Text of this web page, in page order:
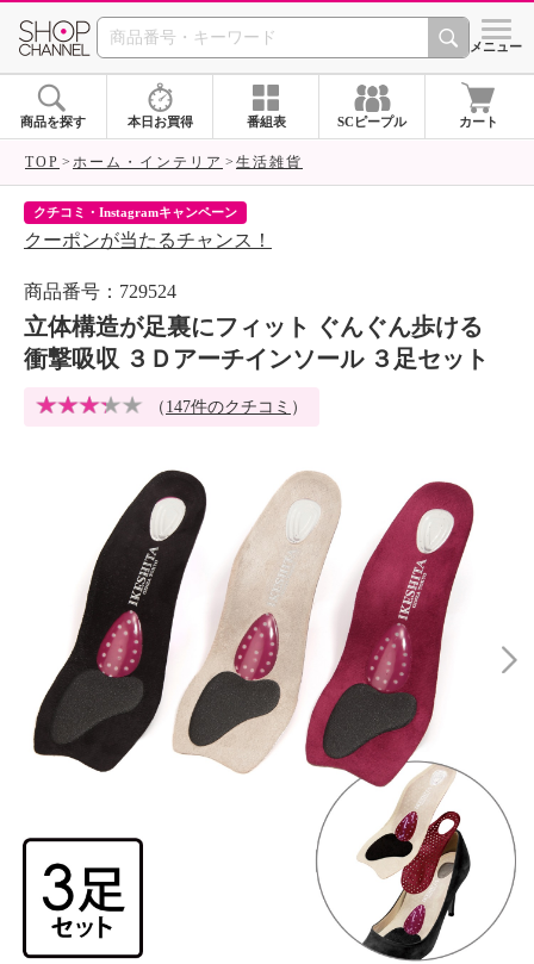
SHOP CHANNEL シメニュー
商品を探す 本日お買得 番組表 SCピープル カート
TOP ホーム・インテリア 生活雑貨
クチコミ・Instagramキャンペーン
クーポンが当たるチャンス！
商品番号：729524
立体構造が足裏にフィット ぐんぐん歩ける
衝撃吸収 ３Ｄアーチインソール ３足セット
（ 147件のクチコミ ）